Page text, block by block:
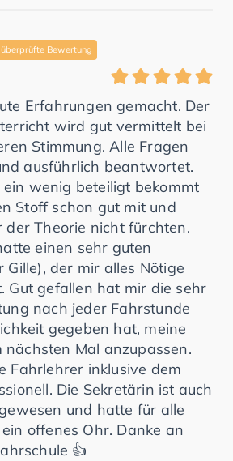
Bewertung
Erfahrungen gemacht. Der
wird gut vermittelt bei
Stimmung. Alle Fragen
ausführlich beantwortet.
wenig beteiligt bekommt
Stoff schon gut mit und
der Theorie nicht fürchten.
einen sehr guten
Gille), der mir alles Nötige
Gut gefallen hat mir die sehr
nach jeder Fahrstunde
gegeben hat, meine
nächsten Mal anzupassen.
Fahrlehrer inklusive dem
Die Sekretärin ist auch
und hatte für alle
offenes Ohr. Danke an
👍